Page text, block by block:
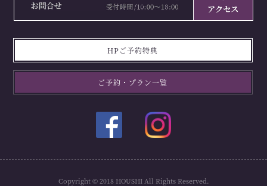
HPご予約特典
ご予約・プラン一覧
Copyright © 2018 HOUSHI All Rights Reserved.